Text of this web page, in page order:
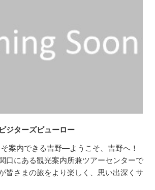
ジターズビューロー
案内できる吉野―ようこそ、吉野へ！
口にある観光案内所兼ツアーセンターで
皆さまの旅をより楽しく、思い出深くサ